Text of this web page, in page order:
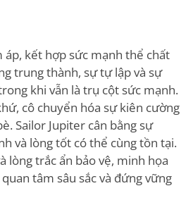
áp, kết hợp sức mạnh thể chất
trung thành, sự tự lập và sự
khi vẫn là trụ cột sức mạnh.
cô chuyển hóa sự kiên cường
Sailor Jupiter cân bằng sự
và lòng tốt có thể cùng tồn tại.
lòng trắc ẩn bảo vệ, minh họa
tâm sâu sắc và đứng vững